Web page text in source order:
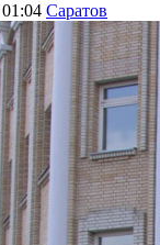
Саратов